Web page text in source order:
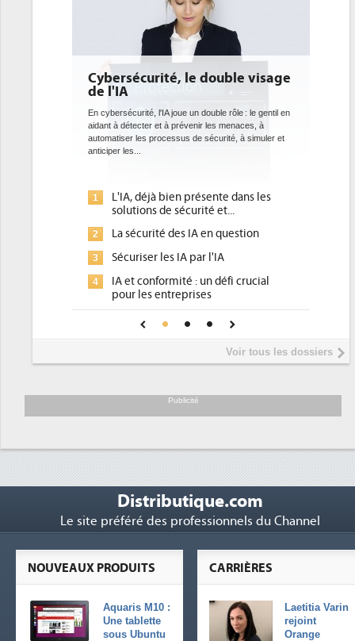
Cybersécurité, le double visage
En cybersécurité, l'IA joue un double rôle : le gentil en
aidant à détecter et à prévenir les menaces, à
automatiser les processus de sécurité, à simuler et
L'IA, déjà bien présente dans les
solutions de sécurité et...
La sécurité des IA en question
Sécuriser les IA par l'IA
IA et conformité : un défi crucial
pour les entreprises
Une IA de confiance pour une IA
DEE:
Des datacenters plus
ce que recherchent les
1
2
Phocea DC
Interview de
président de
soutient les...
Voir tous les dossiers
Publicité
Distributique.com
Le site préféré des professionnels du Channel
CARRIÈRES
Laetitia Varin
rejoint
Orange
NOUVEAUX PRODUITS
Aquaris M10 :
Une tablette
sous Ubuntu